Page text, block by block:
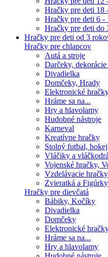
Hračky pre deti 18
Hračky pre deti 6 -
Hračky pre deti do
Hračky pre deti od 3
Hračky pre chlapcov
Autá a stroje
Darčeky,
Divadielka
Domčeky, Hrady
Elektronické
Hráme sa na...
Hry a hlavolamy
Hudobné nástroje
Karneval
Kreatívne hračky
Stolný futbal, hokej
Vláčiky a
Vojenské hračky,
Vzdelávacie hračky
Zvieratká a Figúrky
Hračky pre dievčatá
Bábiky, Kočíky
Divadielka
Domčeky
Elektronické
Hráme sa na...
Hry a hlavolamy